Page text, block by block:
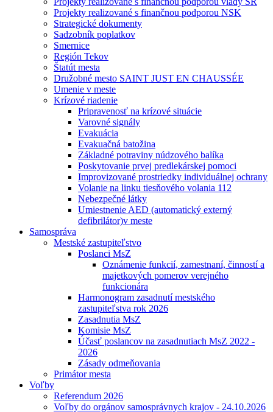
Projekty realizované s finančnou podporou NSK
Strategické dokumenty
Sadzobník poplatkov
Smernice
Región Tekov
Štatút mesta
Družobné mesto SAINT JUST EN CHAUSSÉE
Umenie v meste
Krízové riadenie
Pripravenosť na krízové situácie
Varovné signály
Evakuácia
Evakuačná batožina
Základné potraviny núdzového balíka
Poskytovanie prvej predlekárskej pomoci
Improvizované prostriedky individuálnej ochrany
Volanie na linku tiesňového volania 112
Nebezpečné látky
Umiestnenie AED (automatický externý
defibrilátor)v meste
Samospráva
Mestské zastupiteľstvo
Poslanci MsZ
Oznámenie funkcií, zamestnaní, činností a
majetkových pomerov verejného
funkcionára
Harmonogram zasadnutí mestského
zastupiteľstva rok 2026
Zasadnutia MsZ
Komisie MsZ
Účasť poslancov na zasadnutiach MsZ 2022 -
2026
Zásady odmeňovania
Primátor mesta
Voľby
Referendum 2026
Voľby do orgánov samosprávnych krajov - 24.10.2026